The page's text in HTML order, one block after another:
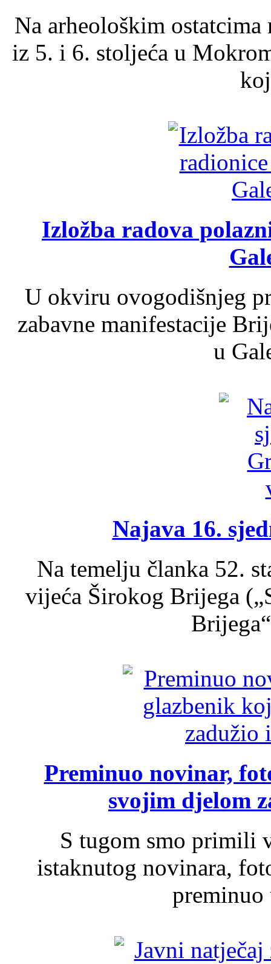
Na arheološkim
iz 5. i 6. stoljeća u
Izložba radova
U okviru ovogodišnjeg
zabavne manifestacije
u
Najava 16.
Na temelju članka 52.
vijeća Širokog Brijega
Preminuo novinar,
svojim djelom
S tugom smo primili
istaknutog novinara,